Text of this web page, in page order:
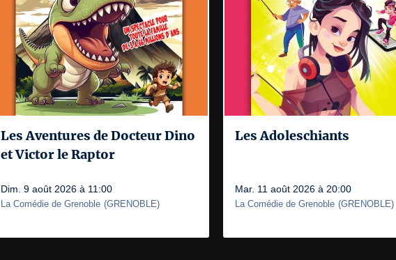
Les Aventures de Docteur Dino
et Victor le Raptor
Dim. 9 août 2026 à 11:00
La Comédie de Grenoble (GRENOBLE)
Les Adoleschiants
Mar. 11 août 2026 à 20:00
La Comédie de Grenoble (GRENOBLE)